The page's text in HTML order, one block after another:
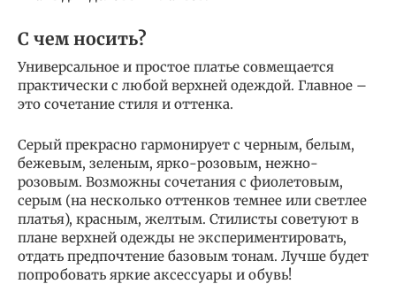
С чем носить?
Универсальное и простое платье совмещается
практически с любой верхней одеждой. Главное –
это сочетание стиля и оттенка.
Серый прекрасно гармонирует с черным, белым,
бежевым, зеленым, ярко-розовым, нежно-
розовым. Возможны сочетания с фиолетовым,
серым (на несколько оттенков темнее или светлее
платья), красным, желтым. Стилисты советуют в
плане верхней одежды не экспериментировать,
отдать предпочтение базовым тонам. Лучше будет
попробовать яркие аксессуары и обувь!